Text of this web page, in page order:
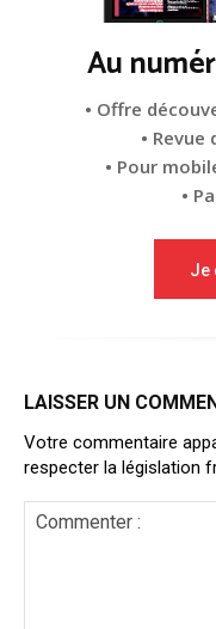
Au
• Offre
•
• Pour
•
Je
LAISSER UN
Votre commentaire
respecter la législation